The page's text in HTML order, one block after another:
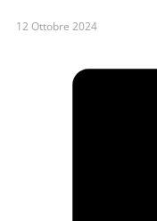
12 Ottobre 2024